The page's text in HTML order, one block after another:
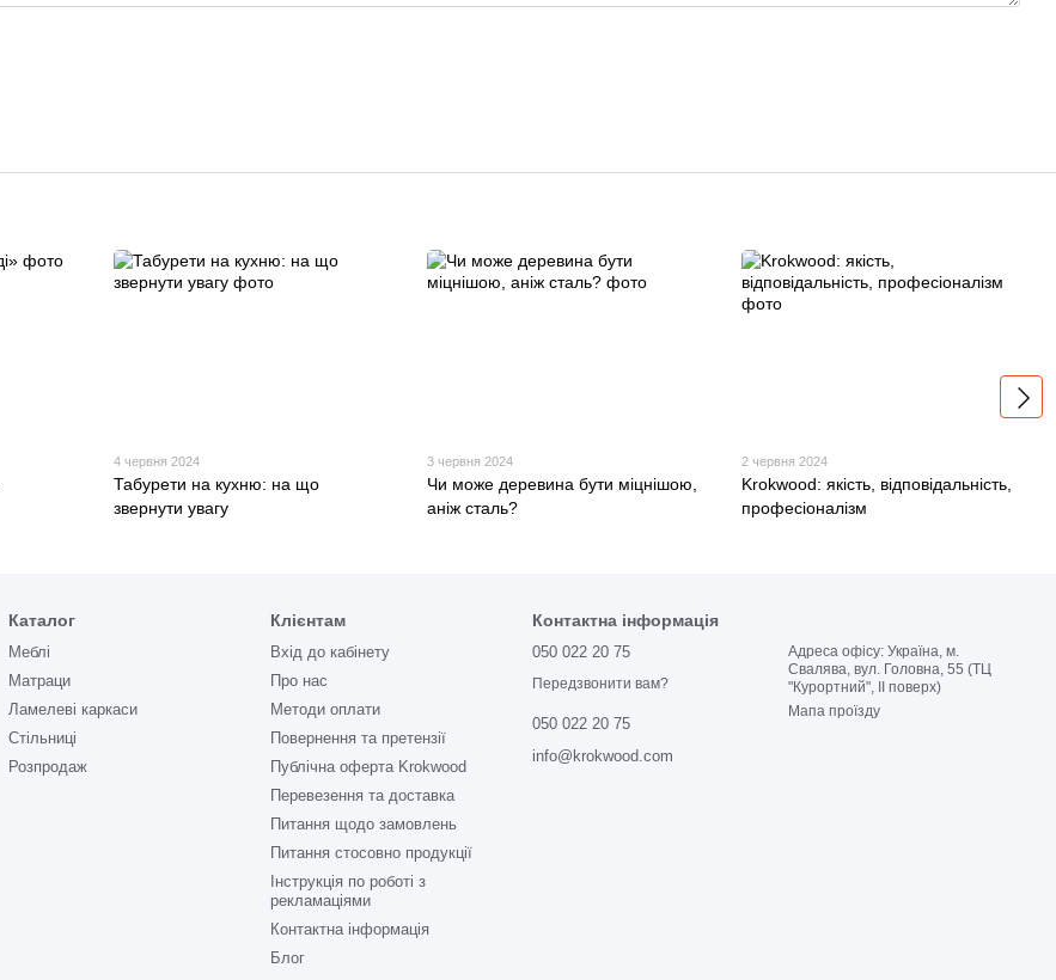
4 червня 2024
Табурети на кухню: на що
звернути увагу
3 червня 2024
Чи може деревина бути міцнішою,
аніж сталь?
2 червня 2024
Krokwood: якість, відповідальність,
професіоналізм
Каталог
Меблі
Матраци
Ламелеві каркаси
Стільниці
Розпродаж
Клієнтам
Вхід до кабінету
Про нас
Методи оплати
Повернення та претензії
Публічна оферта Krokwood
Перевезення та доставка
Питання щодо замовлень
Питання стосовно продукції
Інструкція по роботі з
рекламаціями
Контактна інформація
Блог
Контактна інформація
050 022 20 75
Передзвонити вам?
050 022 20 75
info@krokwood.com
Адреса офісу: Україна, м.
Свалява, вул. Головна, 55 (ТЦ
"Курортний", ІІ поверх)
Мапа проїзду